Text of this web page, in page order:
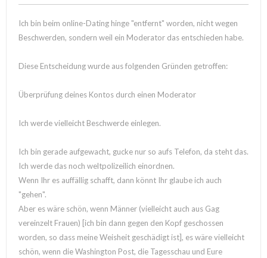
Ich bin beim online-Dating hinge "entfernt" worden, nicht wegen
Beschwerden, sondern weil ein Moderator das entschieden habe.
Diese Entscheidung wurde aus folgenden Gründen getroffen:
Überprüfung deines Kontos durch einen Moderator
Ich werde vielleicht Beschwerde einlegen.
Ich bin gerade aufgewacht, gucke nur so aufs Telefon, da steht das.
Ich werde das noch weltpolizeilich einordnen.
Wenn Ihr es auffällig schafft, dann könnt Ihr glaube ich auch
"gehen".
Aber es wäre schön, wenn Männer (vielleicht auch aus Gag
vereinzelt Frauen) [ich bin dann gegen den Kopf geschossen
worden, so dass meine Weisheit geschädigt ist], es wäre vielleicht
schön, wenn die Washington Post, die Tagesschau und Eure